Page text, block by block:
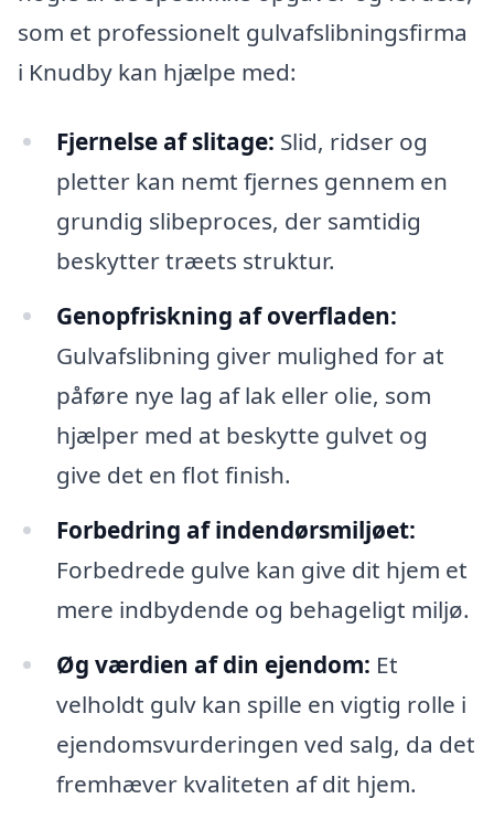
som et professionelt gulvafslibningsfirma
i Knudby kan hjælpe med:
Fjernelse af slitage: Slid, ridser og
pletter kan nemt fjernes gennem en
grundig slibeproces, der samtidig
beskytter træets struktur.
Genopfriskning af overfladen:
Gulvafslibning giver mulighed for at
påføre nye lag af lak eller olie, som
hjælper med at beskytte gulvet og
give det en flot finish.
Forbedring af indendørsmiljøet:
Forbedrede gulve kan give dit hjem et
mere indbydende og behageligt miljø.
Øg værdien af din ejendom: Et
velholdt gulv kan spille en vigtig rolle i
ejendomsvurderingen ved salg, da det
fremhæver kvaliteten af dit hjem.